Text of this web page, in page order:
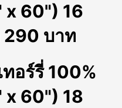
x 60") 16
290 บาท
อร์รี่ 100%
x 60") 18